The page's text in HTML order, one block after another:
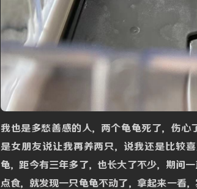
我也是多愁善感的人，两个龟龟死了，伤
是女朋友说让我再养两只，说我还是比较
龟，距今有三年多了，也长大了不少，期间
点食，就发现一只龟龟不动了，拿起来一看